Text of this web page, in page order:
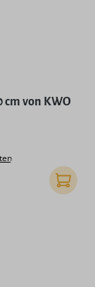
cm von KWO
In den